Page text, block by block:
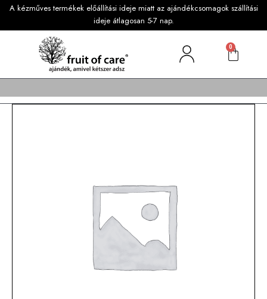
A kézműves termékek előállítási ideje miatt az ajándékcsomagok szállítási
ideje átlagosan 5-7 nap.
0